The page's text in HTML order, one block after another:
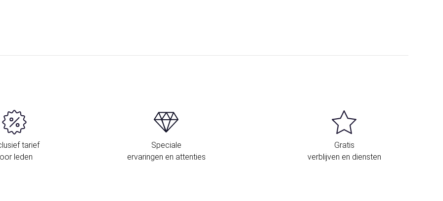
tarief
leden
Speciale
ervaringen en attenties
Gratis
verblijven en diensten